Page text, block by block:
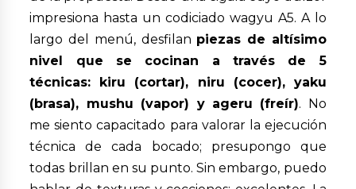
impresiona hasta un codiciado wagyu A5. A lo
largo del menú, desfilan piezas de altísimo
nivel que se cocinan a través de 5
técnicas: kiru (cortar), niru (cocer), yaku
(brasa), mushu (vapor) y ageru (freír). No
me siento capacitado para valorar la ejecución
técnica de cada bocado; presupongo que
todas brillan en su punto. Sin embargo, puedo